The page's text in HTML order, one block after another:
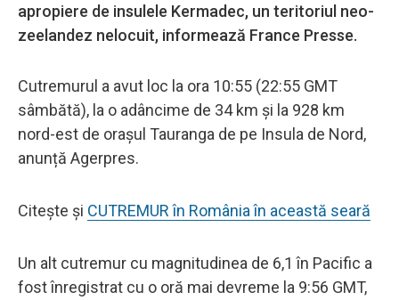
apropiere de insulele Kermadec, un teritoriul neo-
zeelandez nelocuit, informează France Presse.
Cutremurul a avut loc la ora 10:55 (22:55 GMT
sâmbătă), la o adâncime de 34 km şi la 928 km
nord-est de oraşul Tauranga de pe Insula de Nord,
anunță Agerpres.
Citește și CUTREMUR în România în această seară
Un alt cutremur cu magnitudinea de 6,1 în Pacific a
fost înregistrat cu o oră mai devreme la 9:56 GMT,